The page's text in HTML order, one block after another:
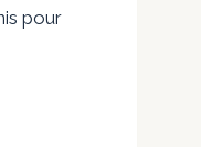
pour